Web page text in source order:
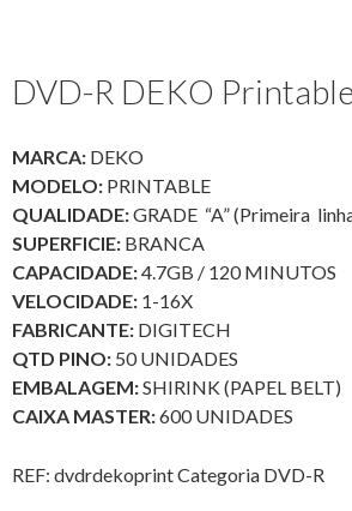
DVD-R DEKO Printable
MARCA: DEKO
MODELO: PRINTABLE
QUALIDADE:GRADE “A” (Primeira
SUPERFICIE: BRANCA
CAPACIDADE:4.7GB / 120 MINUTOS
VELOCIDADE: 1-16X
FABRICANTE: DIGITECH
QTD PINO: 50 UNIDADES
EMBALAGEM:SHIRINK (PAPEL BELT)
CAIXA MASTER:600 UNIDADES
REF: dvdrdekoprintCategoria DVD-R